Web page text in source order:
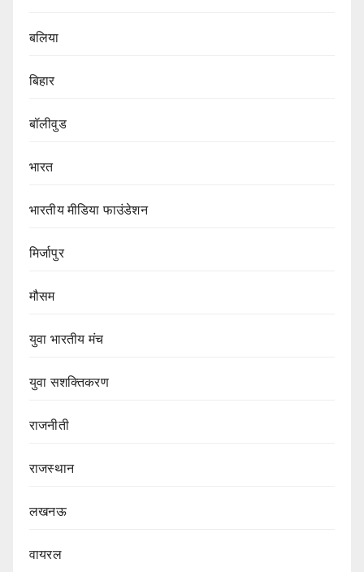
बलिया
बिहार
बॉलीवुड
भारत
भारतीय मीडिया फाउंडेशन
मिर्जापुर
मौसम
युवा भारतीय मंच
युवा सशक्तिकरण
राजनीती
राजस्थान
लखनऊ
वायरल